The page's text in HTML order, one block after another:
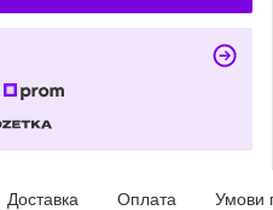
Доставка Оплата Умови